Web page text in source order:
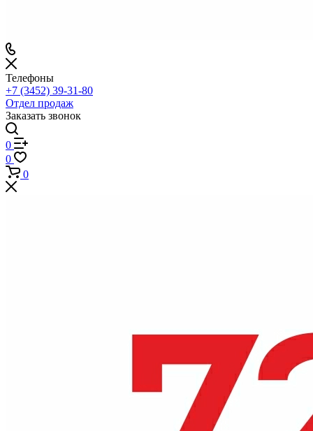
Телефоны
+7 (3452) 39-31-80
Отдел продаж
Заказать звонок
0
0
0